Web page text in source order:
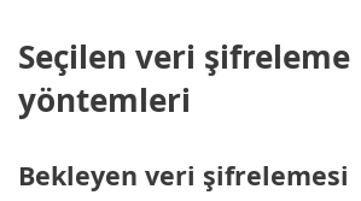
Seçilen veri şifreleme
yöntemleri
Bekleyen veri şifrelemesi